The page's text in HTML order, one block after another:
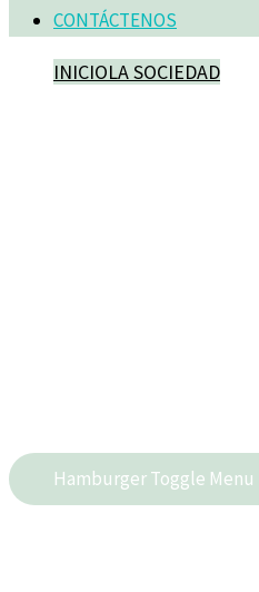
CONTÁCTENOS
INICIOLA SOCIEDAD
Hamburger Toggle Menu